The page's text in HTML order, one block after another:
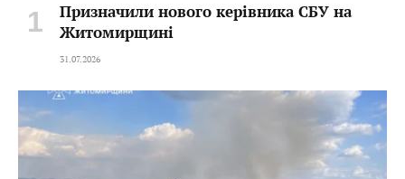
Призначили нового керівника СБУ на
Житомирщині
31.07.2026